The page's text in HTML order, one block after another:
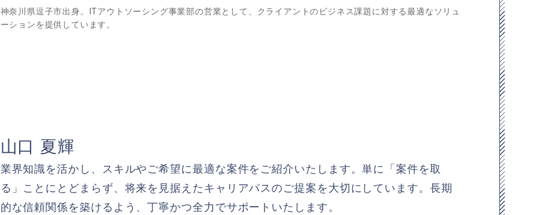
神奈川県逗子市出身。ITアウトソーシング事業部の営業として、クライアントのビジネス課題に対する最適なソリュ
ーションを提供しています。
山口 夏輝
業界知識を活かし、スキルやご希望に最適な案件をご紹介いたします。単に「案件を取
る」ことにとどまらず、将来を見据えたキャリアパスのご提案を大切にしています。長期
的な信頼関係を築けるよう、丁寧かつ全力でサポートいたします。